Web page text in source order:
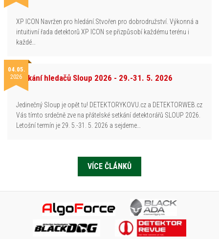
XP ICON Navržen pro hledání.Stvořen pro dobrodružství. Výkonná a
intuitivní řada detektorů XP ICON se přizpůsobí každému terénu i
každé…
04.05.
2026Setkání hledačů Sloup 2026 - 29.-31. 5. 2026
Jedinečný Sloup je opět tu! DETEKTORYKOVU.cz a DETEKTORWEB.cz
Vás tímto srdečně zve na přátelské setkání detektorářů SLOUP 2026.
Letošní termín je 29. 5.-31. 5. 2026 a sejdeme…
VÍCE ČLÁNKŮ